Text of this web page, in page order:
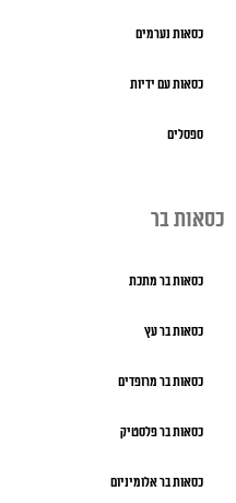
כסאות נערמים
כסאות עם ידיות
ספסלים
כסאות בר
כסאות בר מתכת
כסאות בר עץ
כסאות בר מרופדים
כסאות בר פלסטיק
כסאות בר אלומיניום